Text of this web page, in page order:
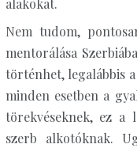
alakokat.
Nem tudom,
mentorálása
történhet, legalábbis
minden esetben a
törekvéseknek, ez a
szerb alkotóknak.